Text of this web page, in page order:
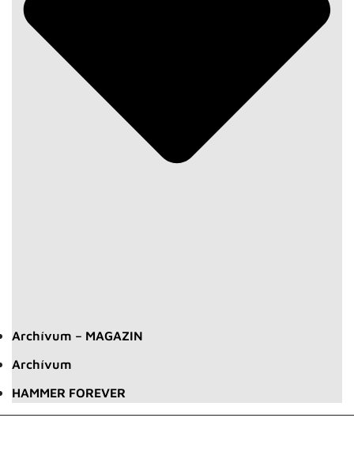
Archívum – MAGAZIN
Archívum
HAMMER FOREVER